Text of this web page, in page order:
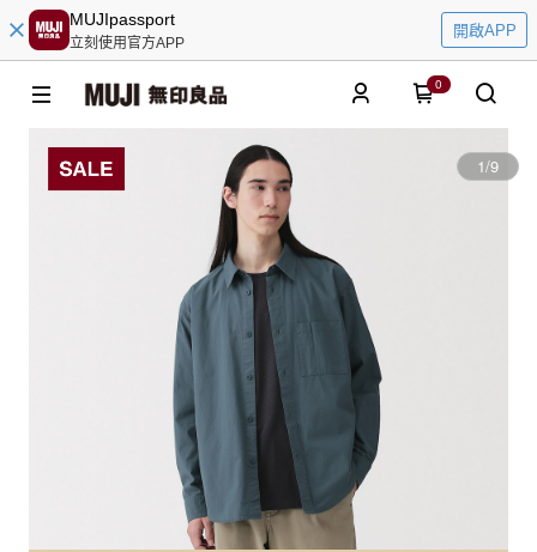
MUJIpassport
立刻使用官方APP
開啟APP
0
1/9